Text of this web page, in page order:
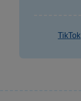
TikTok